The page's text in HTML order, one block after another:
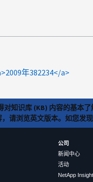
年382234</a>
对知识库 (KB) 内容的基本
请浏览英文版本。如您发
公司
新闻中心
活动
NetApp Insight